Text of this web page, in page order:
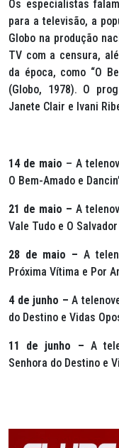
Os especialistas
para a televisão, a
Globo na produção
TV com a censura,
da época, como “O
(Globo, 1978). O
Janete Clair e Ivani
14 de maio – A
O Bem-Amado e
21 de maio – A
Vale Tudo e O
28 de maio – A
Próxima Vítima e Por
4 de junho – A
do Destino e Vidas
11 de junho – A
Senhora do Destino e